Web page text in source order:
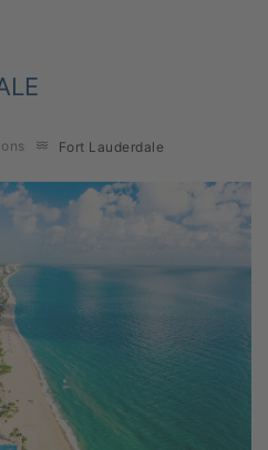
Fort Lauderdale